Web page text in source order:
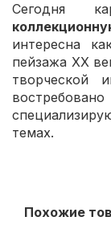
Сегодня
интересна
пейзажа XX
творческой
темах.
Похожие